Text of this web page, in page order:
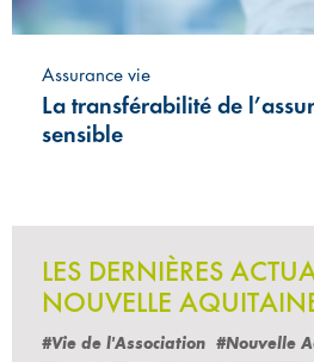
Assurance vie
La transférabilité de
sensible
LES DERNIÈRES
NOUVELLE
#Vie de l'Association #Nouvelle